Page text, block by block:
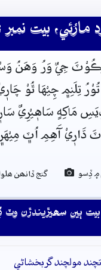
بيت نمبر :
جِيٌ وَرُ وَهَنُ
تِلَنِم﮼ چِيْهَا ٿُوْ
مَاکِهٍ سَاهٖيْرِيٌ
ڌَارٖيْ آَهِمِ اُٽ﮼
۾ ڏِسو گنج ڏانھن ھلو
ٻين سھيڙيندڙن وٽ
مولچند گربخشاڻي